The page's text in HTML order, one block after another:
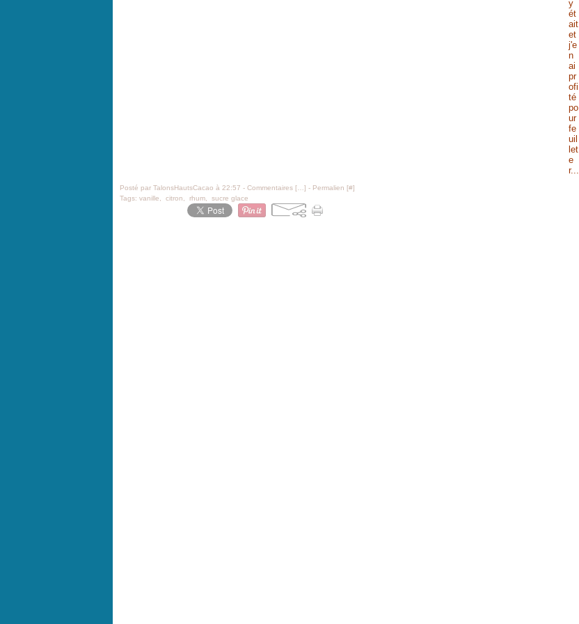
y
ét
ait
et
j'e
n
ai
pr
ofi
té
po
ur
fe
uil
let
e
r...
Posté par TalonsHautsCacao à 22:57 - Commentaires [ ] - Permalien [#]
Tags: vanille citron rhum sucre glace